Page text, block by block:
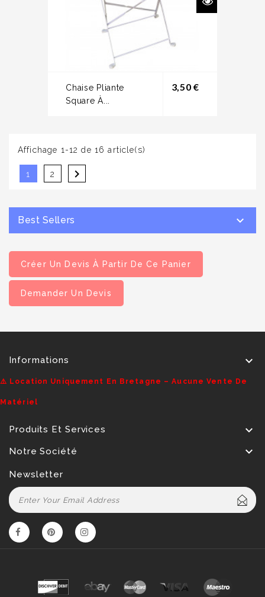
Chaise Pliante
Square À...
3,50 €Prix
Affichage 1-12 de 16 article(s)
1 2 
Best Sellers 
Créer Un Devis À Partir De Ce Panier
Demander Un Devis
Informations 
⚠️ Location Uniquement En Bretagne – Aucune Vente De
Matériel
Produits Et Services 
Notre Société 
Newsletter